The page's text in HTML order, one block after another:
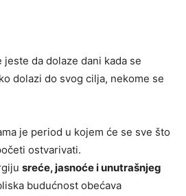
jeste da dolaze dani kada se
dolazi do svog cilja, nekome se
je period u kojem će se sve što
ostvarivati.
sreće, jasnoće i unutrašnjeg
budućnost obećava